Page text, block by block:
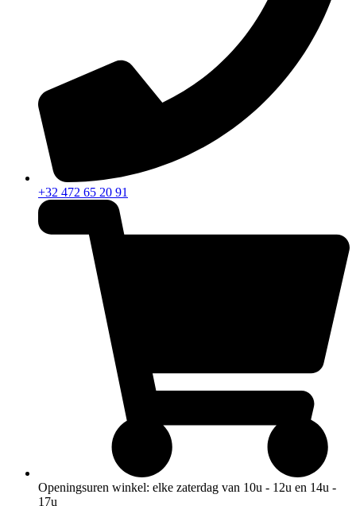
+32 472 65 20 91
Openingsuren winkel: elke zaterdag van 10u - 12u en 14u -
17u